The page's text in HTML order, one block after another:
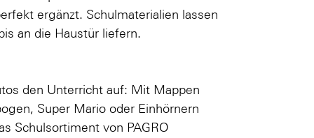
ergänzt. Schulmaterialien lassen
an die Haustür liefern.
den Unterricht auf: Mit Mappen
, Super Mario oder Einhörnern
Schulsortiment von PAGRO